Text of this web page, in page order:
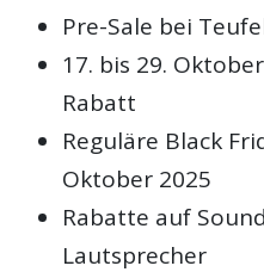
Pre-Sale bei
17. bis 29.
Rabatt
Reguläre Black
Oktober 2025
Rabatte auf
Lautsprecher